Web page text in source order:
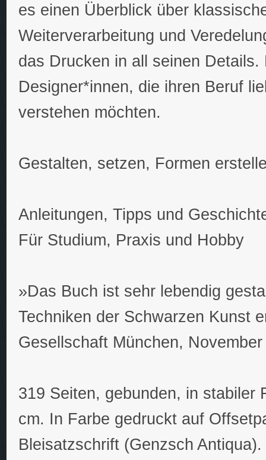
es einen Überblick über
Weiterverarbeitung und
das Drucken in all seinen
Designer*innen, die ihren Beruf
verstehen möchten.
Gestalten, setzen, Formen
Anleitungen, Tipps und
Für Studium, Praxis und Hobby
»Das Buch ist sehr lebendig
Techniken der Schwarzen Kunst
Gesellschaft München,
319 Seiten, gebunden, in stabiler
cm. In Farbe gedruckt auf
Bleisatzschrift (Genzsch